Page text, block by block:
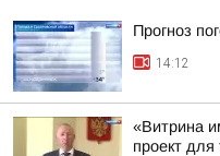
Прогноз
14:12
«Витрина
проект для